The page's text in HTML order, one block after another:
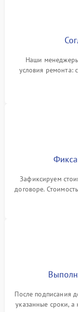
Наши
условия ремонта:
Зафиксируем
договоре.
После подписания
указанные сроки, а